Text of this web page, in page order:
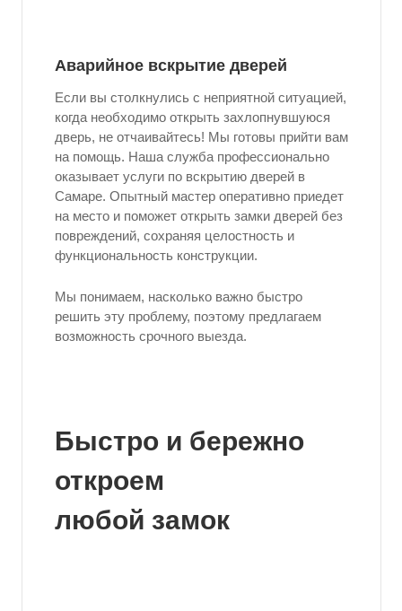
Аварийное вскрытие дверей
Если вы столкнулись с неприятной ситуацией,
когда необходимо открыть захлопнувшуюся
дверь, не отчаивайтесь! Мы готовы прийти вам
на помощь. Наша служба профессионально
оказывает услуги по вскрытию дверей в
Самаре. Опытный мастер оперативно приедет
на место и поможет открыть замки дверей без
повреждений, сохраняя целостность и
функциональность конструкции.
Мы понимаем, насколько важно быстро
решить эту проблему, поэтому предлагаем
возможность срочного выезда.
Быстро и бережно
откроем
любой замок